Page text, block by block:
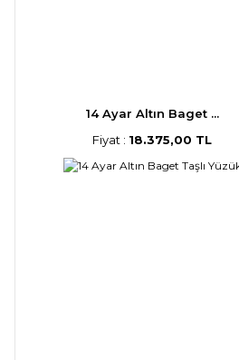
14 Ayar Altın Baget ...
Fiyat : 18.375,00 TL